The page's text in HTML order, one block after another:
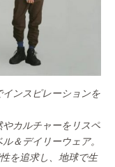
ンスピレーションを
カルチャーをリスペ
＆デイリーウェア。
を追求し、地球で生